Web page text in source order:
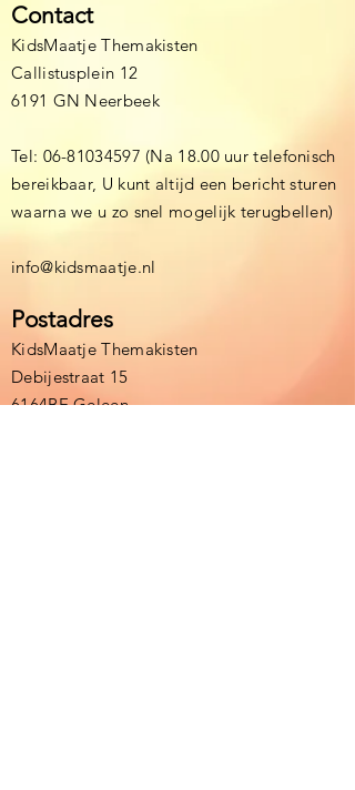
Contact
KidsMaatje Themakisten
Callistusplein 12
6191 GN Neerbeek
Tel: 06-81034597 (Na 18.00 uur telefonisch
bereikbaar, U kunt altijd een bericht sturen
waarna we u zo snel mogelijk terugbellen)
info@kidsmaatje.nl
Postadres
KidsMaatje Themakisten
Debijestraat 15
6164BE Geleen